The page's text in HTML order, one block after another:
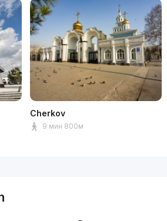
Cherkov
9 мин 800м